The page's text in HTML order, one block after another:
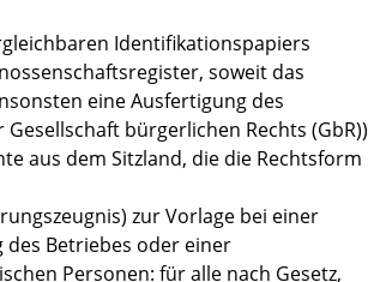
Identifikationspapiers
soweit das
eine Ausfertigung des
bürgerlichen Rechts (GbR))
aus dem Sitzland, die die Rechtsform
zur Vorlage bei einer
Betriebes oder einer
Personen: für alle nach Gesetz,